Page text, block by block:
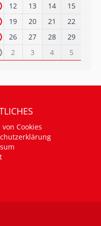
12 13 14
15
19 20 21
22
26 27 28
29
2 3 4 5
von Cookies